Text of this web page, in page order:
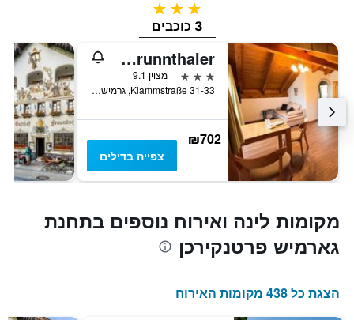
3 כוכבים
3 כוכבים
Garni Brunnthaler
3 כוכבים
מצוין 9.1
Klammstraße 31-33, גרמיש-פרטנקירכן, בוואריה, גרמניה
₪702
צפייה בדילים
מקומות לינה ואירוח נוספים בתחנת
גארמיש פרטנקירכן
הצגת כל 438 מקומות האירוח